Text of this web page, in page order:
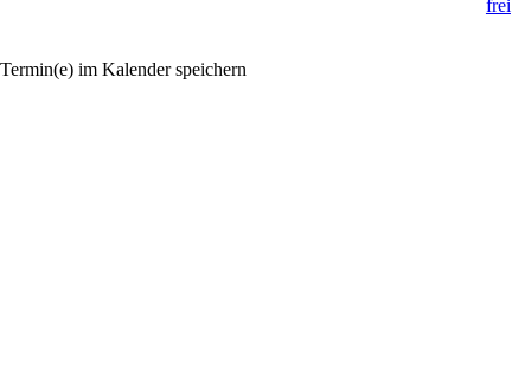
Termin(e) im Kalender speichern